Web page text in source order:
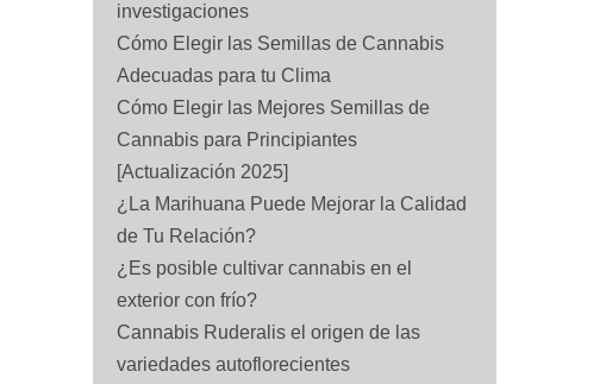
investigaciones
Cómo Elegir las Semillas de Cannabis
Adecuadas para tu Clima
Cómo Elegir las Mejores Semillas de
Cannabis para Principiantes
[Actualización 2025]
¿La Marihuana Puede Mejorar la Calidad
de Tu Relación?
¿Es posible cultivar cannabis en el
exterior con frío?
Cannabis Ruderalis el origen de las
variedades autoflorecientes